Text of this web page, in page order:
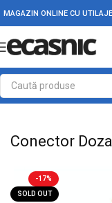
MAGAZIN ONLINE CU
Prima pagină Conectica
Conector
-17%
SOLD OUT